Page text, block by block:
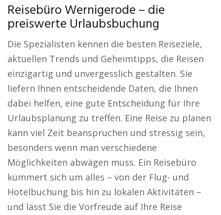
Reisebüro Wernigerode – die
preiswerte Urlaubsbuchung
Die Spezialisten kennen die besten Reiseziele,
aktuellen Trends und Geheimtipps, die Reisen
einzigartig und unvergesslich gestalten. Sie
liefern Ihnen entscheidende Daten, die Ihnen
dabei helfen, eine gute Entscheidung für Ihre
Urlaubsplanung zu treffen. Eine Reise zu planen
kann viel Zeit beanspruchen und stressig sein,
besonders wenn man verschiedene
Möglichkeiten abwägen muss. Ein Reisebüro
kümmert sich um alles – von der Flug- und
Hotelbuchung bis hin zu lokalen Aktivitäten –
und lässt Sie die Vorfreude auf Ihre Reise